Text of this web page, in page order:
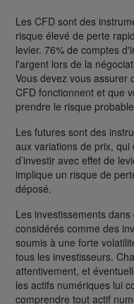
Les CFD sont des
risque élevé de perte
levier. 76% de comptes
l'argent lors de la
Vous devez vous assurer
CFD fonctionnent et que
prendre le risque
Les futures sont des
aux variations de prix, qui
d’investir avec effet de
implique un risque de
déposé.
Les investissements
considérés comme des
soumis à une forte
tous les investisseurs.
attentivement, et
les actifs numériques lui
comprendre tout actif